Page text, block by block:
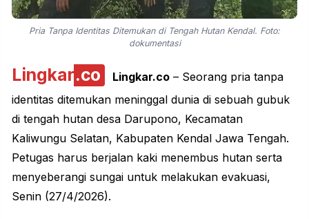
Pria Tanpa Identitas Ditemukan di Tengah Hutan Kendal. Foto:
dokumentasi
Lingkar.co Lingkar.co– Seorang pria tanpa
identitas ditemukan meninggal dunia di sebuah gubuk
di tengah hutan desa Darupono, Kecamatan
Kaliwungu Selatan, Kabupaten Kendal Jawa Tengah.
Petugas harus berjalan kaki menembus hutan serta
menyeberangi sungai untuk melakukan evakuasi,
Senin (27/4/2026).